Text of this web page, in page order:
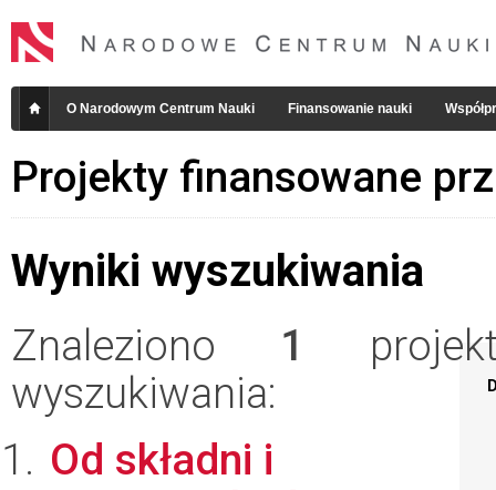
O Narodowym Centrum Nauki Finansowanie nauki
Projekty finansowane
Wyniki wyszukiwania
Znaleziono 1
wyszukiwania:
Od składni i